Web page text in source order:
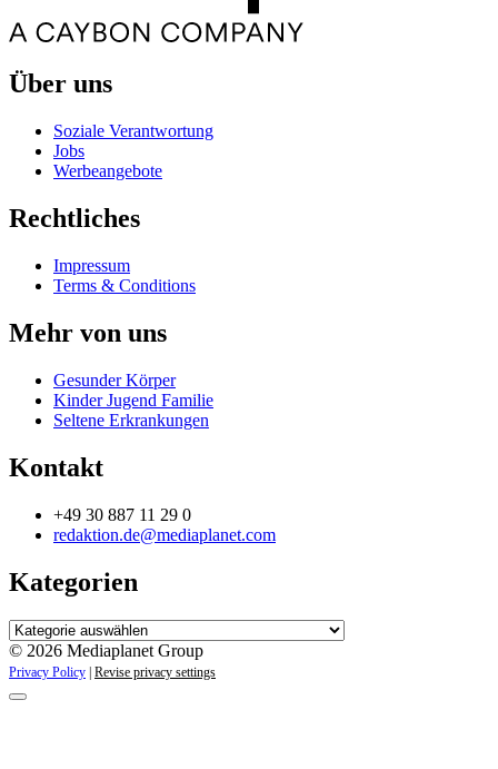
Über uns
Soziale Verantwortung
Jobs
Werbeangebote
Rechtliches
Impressum
Terms & Conditions
Mehr von uns
Gesunder Körper
Kinder Jugend Familie
Seltene Erkrankungen
Kontakt
+49 30 887 11 29 0
redaktion.de@mediaplanet.com
Kategorien
Kategorien
© 2026 Mediaplanet Group
Privacy Policy | Revise privacy settings